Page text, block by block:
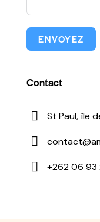
ENVOYEZ
Contact
St Paul, île
+262 06